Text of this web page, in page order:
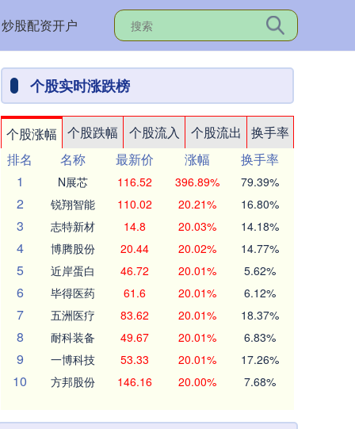
炒股配资开户
个股实时涨跌榜
个股涨幅 个股跌幅 个股流入 个股流出
换手率
排名
名称 最新价 涨幅
换手率
1
N展芯 116.52 396.89% 79.39%
2 锐翔智能 110.02 20.21% 16.80%
3 志特新材 14.8 20.03% 14.18%
4 博腾股份 20.44 20.02% 14.77%
5 近岸蛋白 46.72 20.01% 5.62%
6 毕得医药 61.6 20.01% 6.12%
7 五洲医疗 83.62 20.01% 18.37%
8 耐科装备 49.67 20.01% 6.83%
9 一博科技 53.33 20.01% 17.26%
10 方邦股份 146.16 20.00% 7.68%